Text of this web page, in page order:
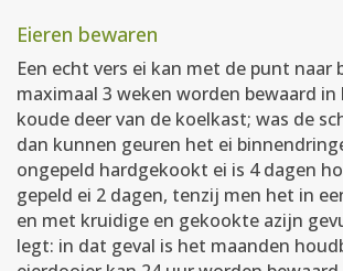
Eieren bewaren
Een echt vers ei kan met de punt naar
maximaal 3 weken worden bewaard
koude deer van de koelkast; was de
dan kunnen geuren het ei
ongepeld hardgekookt ei is 4 dagen
gepeld ei 2 dagen, tenzij men het in
en met kruidige en gekookte azijn
legt: in dat geval is het maanden